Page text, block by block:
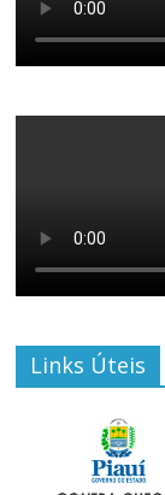
Links Úteis